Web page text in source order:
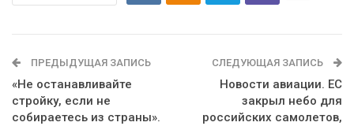
ПРЕДЫДУЩАЯ ЗАПИСЬ
«Не останавливайте
стройку, если не
собираетесь из страны».
СЛЕДУЮЩАЯ ЗАПИСЬ
Новости авиации. ЕС
закрыл небо для
российских самолетов,